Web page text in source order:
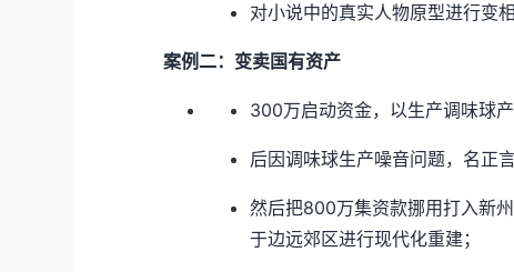
对小说中的真实人物原型进行变
案例二：变卖国有资产
300万启动资金，以生产调味球产
后因调味球生产噪音问题，名正
然后把800万集资款挪用打入新
于边远郊区进行现代化重建；